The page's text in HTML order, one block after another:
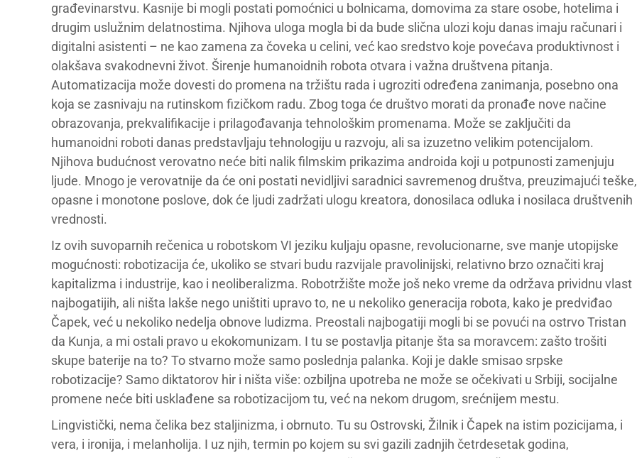
građevinarstvu. Kasnije bi mogli postati pomoćnici u bolnicama, domovima za stare osobe, hotelima i
drugim uslužnim delatnostima. Njihova uloga mogla bi da bude slična ulozi koju danas imaju računari i
digitalni asistenti – ne kao zamena za čoveka u celini, već kao sredstvo koje povećava produktivnost i
olakšava svakodnevni život. Širenje humanoidnih robota otvara i važna društvena pitanja.
Automatizacija može dovesti do promena na tržištu rada i ugroziti određena zanimanja, posebno ona
koja se zasnivaju na rutinskom fizičkom radu. Zbog toga će društvo morati da pronađe nove načine
obrazovanja, prekvalifikacije i prilagođavanja tehnološkim promenama. Može se zaključiti da
humanoidni roboti danas predstavljaju tehnologiju u razvoju, ali sa izuzetno velikim potencijalom.
Njihova budućnost verovatno neće biti nalik filmskim prikazima androida koji u potpunosti zamenjuju
ljude. Mnogo je verovatnije da će oni postati nevidljivi saradnici savremenog društva, preuzimajući teške,
opasne i monotone poslove, dok će ljudi zadržati ulogu kreatora, donosilaca odluka i nosilaca društvenih
vrednosti.
Iz ovih suvoparnih rečenica u robotskom VI jeziku kuljaju opasne, revolucionarne, sve manje utopijske
mogućnosti: robotizacija će, ukoliko se stvari budu razvijale pravolinijski, relativno brzo označiti kraj
kapitalizma i industrije, kao i neoliberalizma. Robotržište može još neko vreme da održava prividnu vlast
najbogatijih, ali ništa lakše nego uništiti upravo to, ne u nekoliko generacija robota, kako je predviđao
Čapek, već u nekoliko nedelja obnove ludizma. Preostali najbogatiji mogli bi se povući na ostrvo Tristan
da Kunja, a mi ostali pravo u ekokomunizam. I tu se postavlja pitanje šta sa moravcem: zašto trošiti
skupe baterije na to? To stvarno može samo poslednja palanka. Koji je dakle smisao srpske
robotizacije? Samo diktatorov hir i ništa više: ozbiljna upotreba ne može se očekivati u Srbiji, socijalne
promene neće biti usklađene sa robotizacijom tu, već na nekom drugom, srećnijem mestu.
Lingvistički, nema čelika bez staljinizma, i obrnuto. Tu su Ostrovski, Žilnik i Čapek na istim pozicijama, i
vera, i ironija, i melanholija. I uz njih, termin po kojem su svi gazili zadnjih četrdesetak godina,